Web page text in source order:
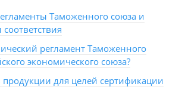
Таможенного союза и
регламент Таможенного
экономического союза?
продукции для целей сертификации